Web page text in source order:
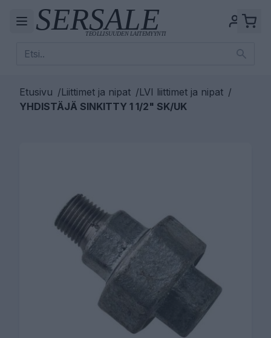
Etusivu /Liittimet ja nipat /LVI liittimet ja nipat /
YHDISTÄJÄ SINKITTY 1 1/2" SK/UK